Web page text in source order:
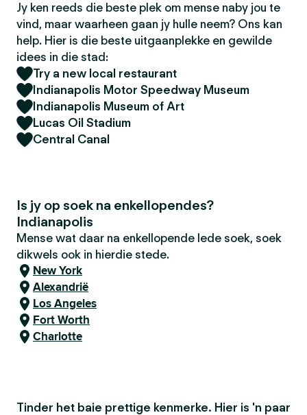
Jy ken reeds die beste plek om mense naby jou te
vind, maar waarheen gaan jy hulle neem? Ons kan
help. Hier is die beste uitgaanplekke en gewilde
idees in die stad:
Try a new local restaurant
Indianapolis Motor Speedway Museum
Indianapolis Museum of Art
Lucas Oil Stadium
Central Canal
Is jy op soek na enkellopendes?
Indianapolis
Mense wat daar na enkellopende lede soek, soek
dikwels ook in hierdie stede.
New York
Alexandrië
Los Angeles
Fort Worth
Charlotte
Tinder het baie prettige kenmerke. Hier is 'n paar